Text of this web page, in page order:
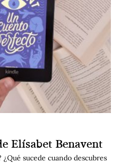
Elísabet Benavent
sucede cuando descubres